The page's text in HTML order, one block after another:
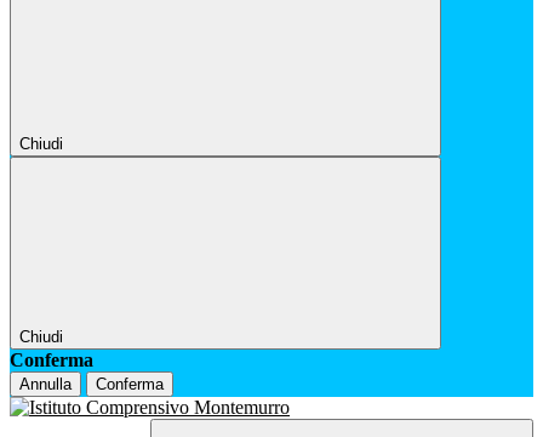
Chiudi
Chiudi
Conferma
Annulla Conferma